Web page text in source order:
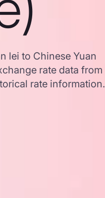
lei to Chinese Yuan
rate data from
rate information.